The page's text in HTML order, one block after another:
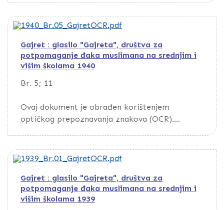
putem opcije Download
Gajret : glasilo "Gajreta", društva za
potpomaganje đaka muslimana na srednjim i
višim školama 1940
Br. 5; 11
Ovaj dokument je obrađen korištenjem
optičkog prepoznavanja znakova (OCR).
putem opcije Download
Gajret : glasilo "Gajreta", društva za
potpomaganje đaka muslimana na srednjim i
višim školama 1939